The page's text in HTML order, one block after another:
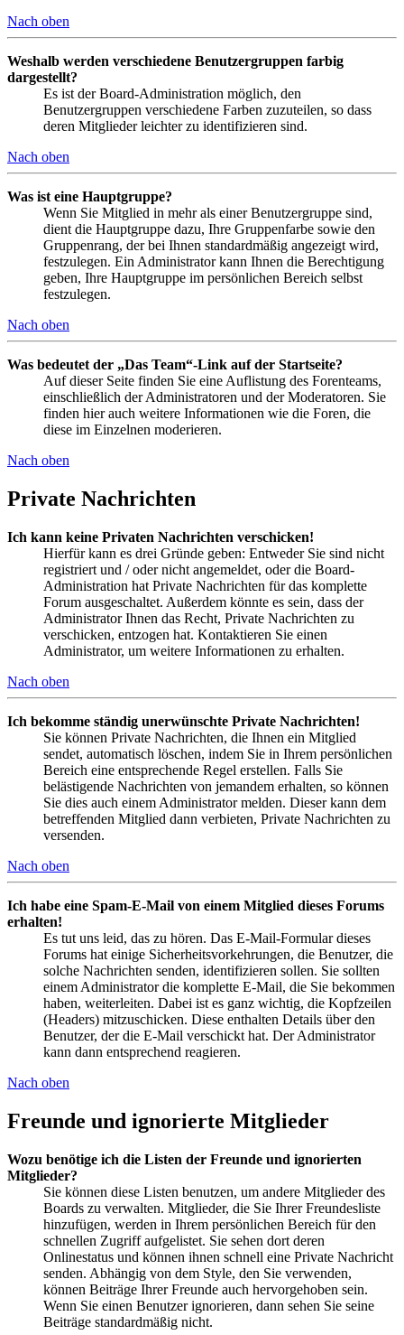
Nach oben
Weshalb werden verschiedene Benutzergruppen farbig
dargestellt?
Es ist der Board-Administration möglich, den
Benutzergruppen verschiedene Farben zuzuteilen, so dass
deren Mitglieder leichter zu identifizieren sind.
Nach oben
Was ist eine Hauptgruppe?
Wenn Sie Mitglied in mehr als einer Benutzergruppe sind,
dient die Hauptgruppe dazu, Ihre Gruppenfarbe sowie den
Gruppenrang, der bei Ihnen standardmäßig angezeigt wird,
festzulegen. Ein Administrator kann Ihnen die Berechtigung
geben, Ihre Hauptgruppe im persönlichen Bereich selbst
festzulegen.
Nach oben
Was bedeutet der „Das Team“-Link auf der Startseite?
Auf dieser Seite finden Sie eine Auflistung des Forenteams,
einschließlich der Administratoren und der Moderatoren. Sie
finden hier auch weitere Informationen wie die Foren, die
diese im Einzelnen moderieren.
Nach oben
Private Nachrichten
Ich kann keine Privaten Nachrichten verschicken!
Hierfür kann es drei Gründe geben: Entweder Sie sind nicht
registriert und / oder nicht angemeldet, oder die Board-
Administration hat Private Nachrichten für das komplette
Forum ausgeschaltet. Außerdem könnte es sein, dass der
Administrator Ihnen das Recht, Private Nachrichten zu
verschicken, entzogen hat. Kontaktieren Sie einen
Administrator, um weitere Informationen zu erhalten.
Nach oben
Ich bekomme ständig unerwünschte Private Nachrichten!
Sie können Private Nachrichten, die Ihnen ein Mitglied
sendet, automatisch löschen, indem Sie in Ihrem persönlichen
Bereich eine entsprechende Regel erstellen. Falls Sie
belästigende Nachrichten von jemandem erhalten, so können
Sie dies auch einem Administrator melden. Dieser kann dem
betreffenden Mitglied dann verbieten, Private Nachrichten zu
versenden.
Nach oben
Ich habe eine Spam-E-Mail von einem Mitglied dieses Forums
erhalten!
Es tut uns leid, das zu hören. Das E-Mail-Formular dieses
Forums hat einige Sicherheitsvorkehrungen, die Benutzer, die
solche Nachrichten senden, identifizieren sollen. Sie sollten
einem Administrator die komplette E-Mail, die Sie bekommen
haben, weiterleiten. Dabei ist es ganz wichtig, die Kopfzeilen
(Headers) mitzuschicken. Diese enthalten Details über den
Benutzer, der die E-Mail verschickt hat. Der Administrator
kann dann entsprechend reagieren.
Nach oben
Freunde und ignorierte Mitglieder
Wozu benötige ich die Listen der Freunde und ignorierten
Mitglieder?
Sie können diese Listen benutzen, um andere Mitglieder des
Boards zu verwalten. Mitglieder, die Sie Ihrer Freundesliste
hinzufügen, werden in Ihrem persönlichen Bereich für den
schnellen Zugriff aufgelistet. Sie sehen dort deren
Onlinestatus und können ihnen schnell eine Private Nachricht
senden. Abhängig von dem Style, den Sie verwenden,
können Beiträge Ihrer Freunde auch hervorgehoben sein.
Wenn Sie einen Benutzer ignorieren, dann sehen Sie seine
Beiträge standardmäßig nicht.